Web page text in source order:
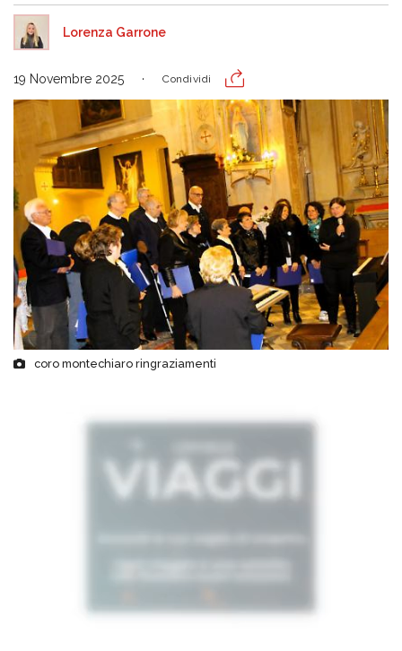
Lorenza Garrone
19 Novembre 2025 Condividi
coro montechiaro ringraziamenti